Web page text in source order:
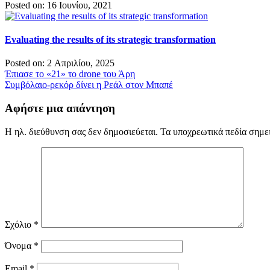
Posted on: 16 Ιουνίου, 2021
Evaluating the results of its strategic transformation
Posted on: 2 Απριλίου, 2025
Πλοήγηση
άρθρων
Έπιασε το «21» το drone του Άρη
Συμβόλαιο-ρεκόρ δίνει η Ρεάλ στον Μπαπέ
Αφήστε μια απάντηση
Η ηλ. διεύθυνση σας δεν δημοσιεύεται. Τα υποχρεωτικά πεδία
Σχόλιο *
Όνομα *